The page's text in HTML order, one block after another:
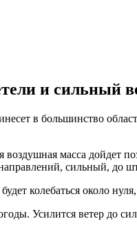
и сильный
в большинство
масса дойдет
сильный, до
колебаться около
Усилится ветер до